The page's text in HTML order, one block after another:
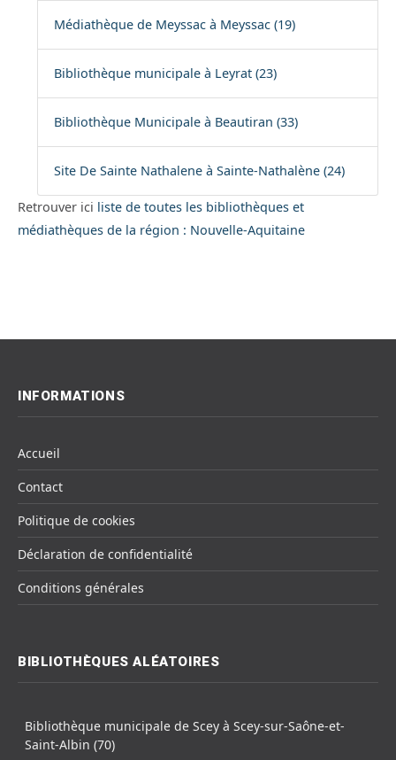
Médiathèque de Meyssac à Meyssac (19)
Bibliothèque municipale à Leyrat (23)
Bibliothèque Municipale à Beautiran (33)
Site De Sainte Nathalene à Sainte-Nathalène (24)
Retrouver ici liste de toutes les bibliothèques et
médiathèques de la région : Nouvelle-Aquitaine
INFORMATIONS
Accueil
Contact
Politique de cookies
Déclaration de confidentialité
Conditions générales
BIBLIOTHÈQUES ALÉATOIRES
Bibliothèque municipale de Scey à Scey-sur-Saône-et-
Saint-Albin (70)